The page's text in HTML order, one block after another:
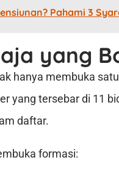
Pahami 3
yang
hanya membuka
yang tersebar di 11
daftar.
formasi: